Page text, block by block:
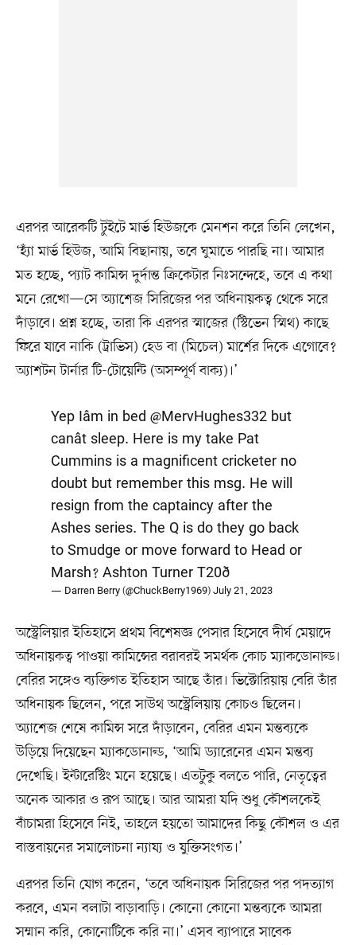
এরপর আরেকটি টুইটে মার্ভ হিউজকে মেনশন করে তিনি লেখেন,
‘হ্যাঁ মার্ভ হিউজ, আমি বিছানায়, তবে ঘুমাতে পারছি না। আমার
মত হচ্ছে, প্যাট কামিন্স দুর্দান্ত ক্রিকেটার নিঃসন্দেহে, তবে এ কথা
মনে রেখো—সে অ্যাশেজ সিরিজের পর অধিনায়কত্ব থেকে সরে
দাঁড়াবে। প্রশ্ন হচ্ছে, তারা কি এরপর স্মাজের (স্টিভেন স্মিথ) কাছে
ফিরে যাবে নাকি (ট্রাভিস) হেড বা (মিচেল) মার্শের দিকে এগোবে?
অ্যাশটন টার্নার টি-টোয়েন্টি (অসম্পূর্ণ বাক্য)।’
Yep Iâm in bed @MervHughes332 but
canât sleep. Here is my take Pat
Cummins is a magnificent cricketer no
doubt but remember this msg. He will
resign from the captaincy after the
Ashes series. The Q is do they go back
to Smudge or move forward to Head or
Marsh? Ashton Turner T20ð
— Darren Berry (@ChuckBerry1969)July 21, 2023
অস্ট্রেলিয়ার ইতিহাসে প্রথম বিশেষজ্ঞ পেসার হিসেবে দীর্ঘ মেয়াদে
অধিনায়কত্ব পাওয়া কামিন্সের বরাবরই সমর্থক কোচ ম্যাকডোনাল্ড।
বেরির সঙ্গেও ব্যক্তিগত ইতিহাস আছে তাঁর। ভিক্টোরিয়ায় বেরি তাঁর
অধিনায়ক ছিলেন, পরে সাউথ অস্ট্রেলিয়ায় কোচও ছিলেন।
অ্যাশেজ শেষে কামিন্স সরে দাঁড়াবেন, বেরির এমন মন্তব্যকে
উড়িয়ে দিয়েছেন ম্যাকডোনাল্ড, ‘আমি ড্যারেনের এমন মন্তব্য
দেখেছি। ইন্টারেস্টিং মনে হয়েছে। এতটুকু বলতে পারি, নেতৃত্বের
অনেক আকার ও রূপ আছে। আর আমরা যদি শুধু কৌশলকেই
বাঁচামরা হিসেবে নিই, তাহলে হয়তো আমাদের কিছু কৌশল ও এর
বাস্তবায়নের সমালোচনা ন্যায্য ও যুক্তিসংগত।’
এরপর তিনি যোগ করেন, ‘তবে অধিনায়ক সিরিজের পর পদত্যাগ
করবে, এমন বলাটা বাড়াবাড়ি। কোনো কোনো মন্তব্যকে আমরা
সম্মান করি, কোনোটিকে করি না।’ এসব ব্যাপারে সাবেক